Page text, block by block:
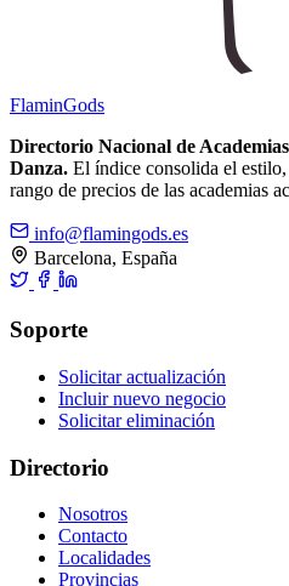
FlaminGods
Directorio Nacional de
Danza. El índice consolida el
rango de precios de las academias
info@flamingods.es
Barcelona, España
Soporte
Solicitar actualización
Incluir nuevo negocio
Solicitar eliminación
Directorio
Nosotros
Contacto
Localidades
Provincias